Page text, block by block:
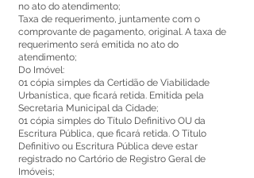
no ato do atendimento;
Taxa de requerimento, juntamente com o
comprovante de pagamento, original. A taxa de
requerimento será emitida no ato do
atendimento;
Do Imóvel:
01 cópia simples da Certidão de Viabilidade
Urbanística, que ficará retida. Emitida pela
Secretaria Municipal da Cidade;
01 cópia simples do Título Definitivo OU da
Escritura Pública, que ficará retida. O Título
Definitivo ou Escritura Pública deve estar
registrado no Cartório de Registro Geral de
Imóveis;